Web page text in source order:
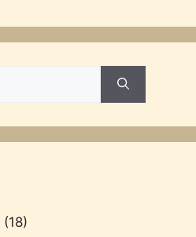
(18)